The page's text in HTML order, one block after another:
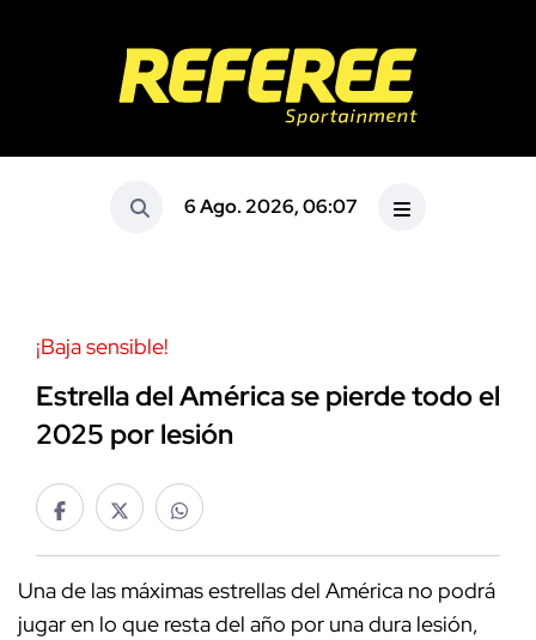
6 Ago. 2026, 06:07
¡Baja sensible!
Estrella del América se pierde todo el
2025 por lesión
Una de las máximas estrellas del América no podrá
jugar en lo que resta del año por una dura lesión,